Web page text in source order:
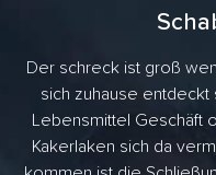
Der schreck ist groß
sich zuhause entdeckt
Lebensmittel Geschäft
Kakerlaken sich da